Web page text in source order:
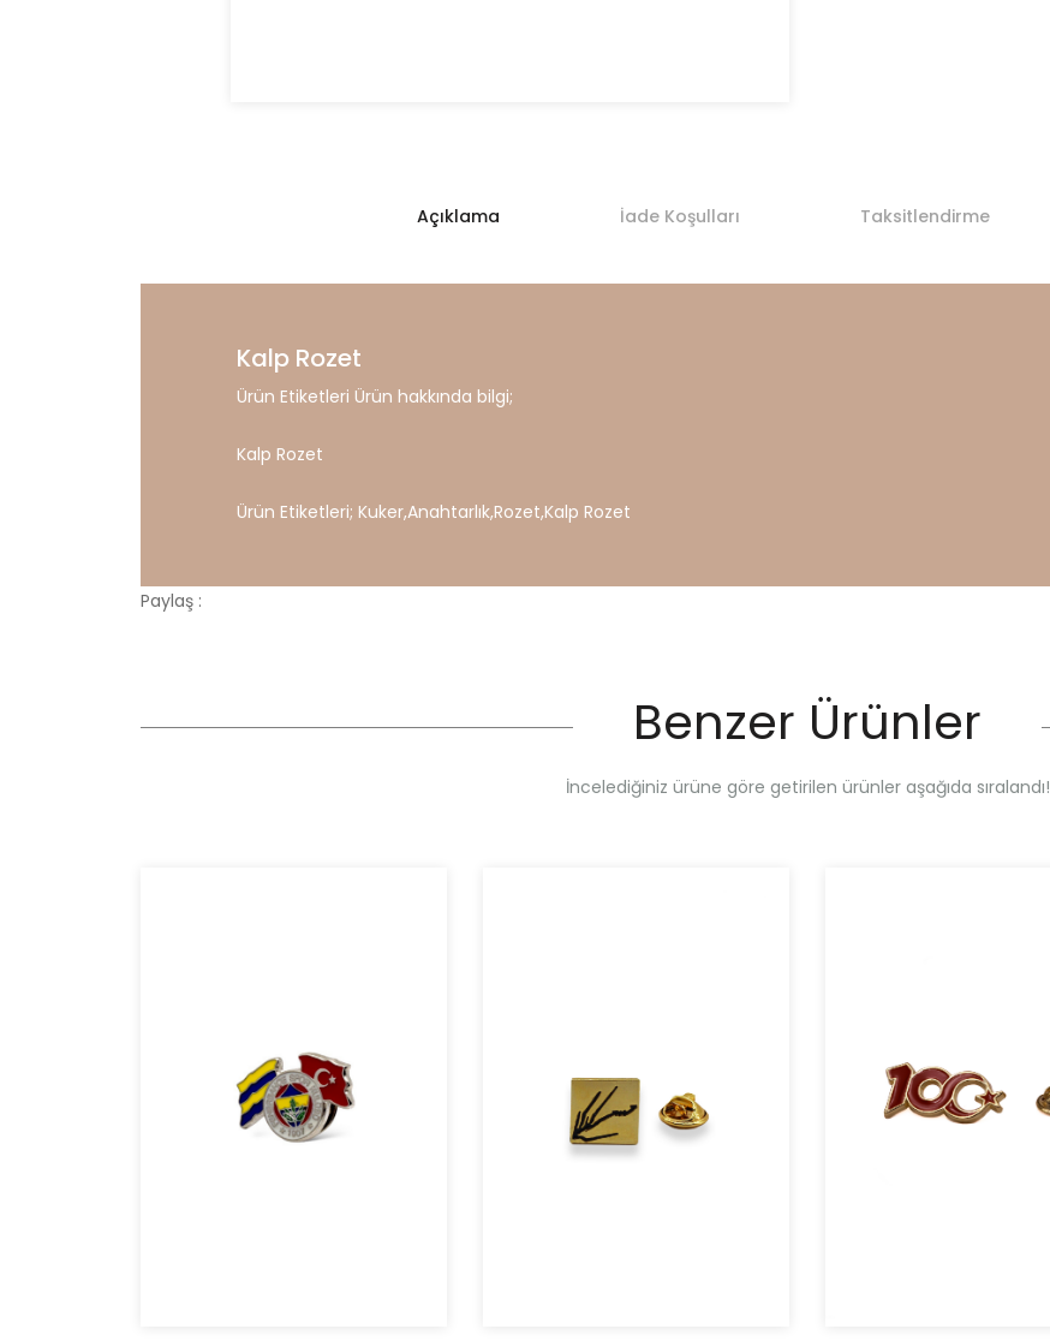
Açıklama İade Koşulları Taksitlendirme
Kalp Rozet
Ürün Etiketleri Ürün hakkında bilgi;
Kalp Rozet
Ürün Etiketleri; Kuker,Anahtarlık,Rozet,Kalp Rozet
Paylaş :
Benzer Ürünler
İncelediğiniz ürüne göre getirilen ürünler aşağıda sıralandı!